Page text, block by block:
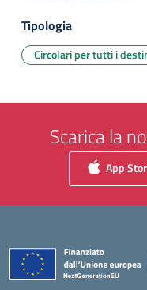
Tipologia
Circolari per tutti i
Scarica la
App